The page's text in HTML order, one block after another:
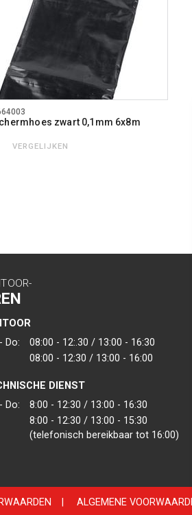
zwart 0,1mm 6x8m
VERGELIJKEN
Do:
08:00 - 12:.30 / 13:00 - 16:30
08:00 - 12:30 / 13:00 - 16:00
DIENST
Do:
8:00 - 12:30 / 13:00 - 16:30
8:00 - 12:30 / 13:00 - 15:30
(telefonisch bereikbaar tot 16:00)
ALGEMENE